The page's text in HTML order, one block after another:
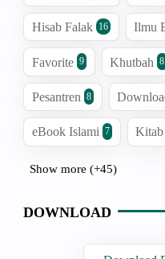
Hisab Falak 16 Ilmu
Favorite 9 Khutbah 8
Pesantren 8
eBook Islami 7
Show more (+45)
DOWNLOAD